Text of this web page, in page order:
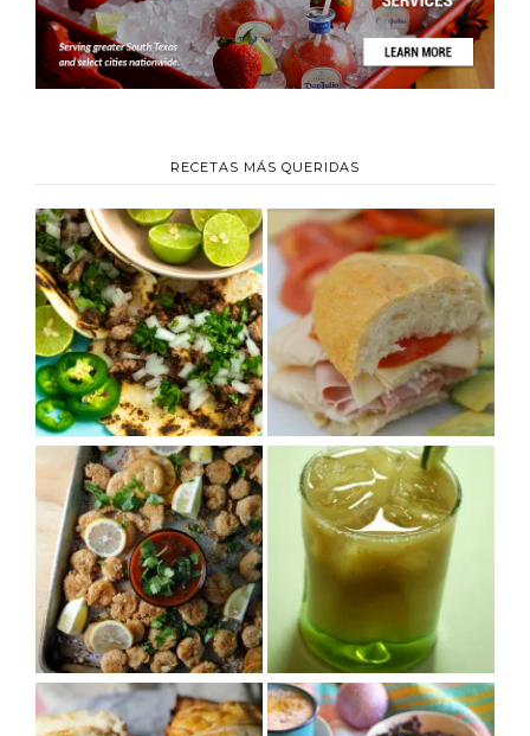
RECETAS MÁS QUERIDAS